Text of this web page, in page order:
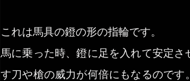
これは馬具の鐙の形の指輪です。
馬に乗った時、鐙に足を入れて安定さ
す刀や槍の威力が何倍にもなるのです